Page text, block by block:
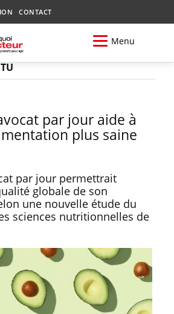
CONTACT
Menu
par jour aide à
plus saine
par jour permettrait
globale de son
une nouvelle étude du
sciences nutritionnelles de